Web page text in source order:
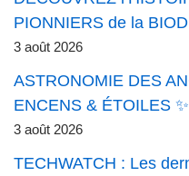
PIONNIERS de la
3 août 2026
ASTRONOMIE DES
ENCENS & ÉTOILES ✨
3 août 2026
TECHWATCH : Les